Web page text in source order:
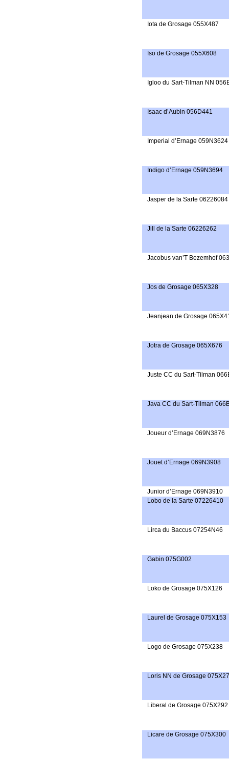
Iota de Grosage 055X487
Iso de Grosage 055X608
Igloo du Sart-Tilman NN
Isaac d’Aubin 056D441
Imperial d’Ernage 059N3624
Indigo d’Ernage 059N3694
Jasper de la Sarte 06226084
Jill de la Sarte 06226262
Jacobus van’T Bezemhof
Jos de Grosage 065X328
Jeanjean de Grosage
Jotra de Grosage 065X676
Juste CC du Sart-Tilman
Java CC du Sart-Tilman
Joueur d’Ernage 069N3876
Jouet d’Ernage 069N3908
Junior d’Ernage 069N3910
Lobo de la Sarte 07226410
Lirca du Baccus 07254N46
Gabin 075G002
Loko de Grosage 075X126
Laurel de Grosage 075X153
Logo de Grosage 075X238
Loris NN de Grosage
Liberal de Grosage 075X292
Licare de Grosage 075X300